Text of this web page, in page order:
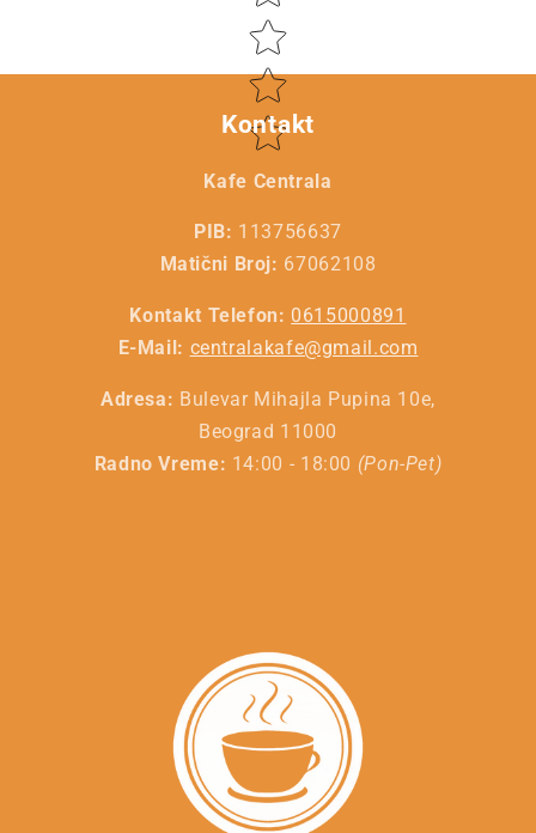
Kontakt
Kafe Centrala
PIB: 113756637
Matični Broj: 67062108
Kontakt Telefon: 0615000891
E-Mail: centralakafe@gmail.com
Adresa: Bulevar Mihajla Pupina 10e,
Beograd 11000
Radno Vreme: 14:00 - 18:00 (Pon-Pet)